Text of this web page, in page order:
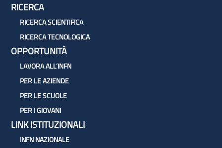
RICERCA
RICERCA SCIENTIFICA
RICERCA TECNOLOGICA
OPPORTUNITÀ
LAVORA ALL’INFN
PER LE AZIENDE
PER LE SCUOLE
PER I GIOVANI
LINK ISTITUZIONALI
INFN NAZIONALE